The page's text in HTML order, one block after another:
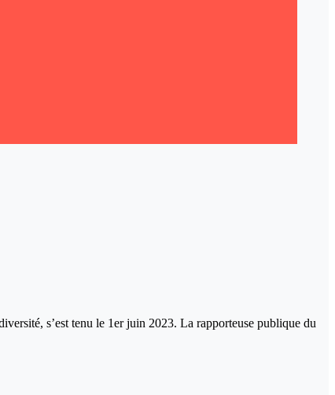
s’est tenu le 1er juin 2023. La rapporteuse publique du